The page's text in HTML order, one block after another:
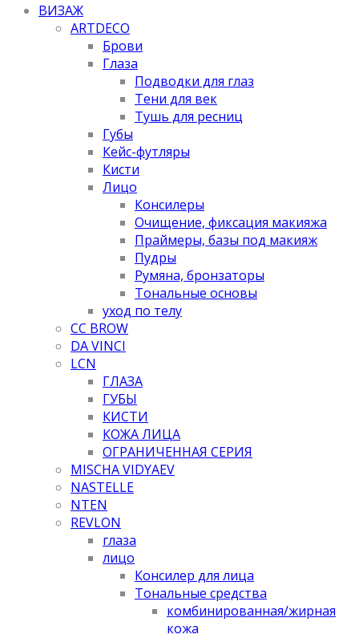
ВИЗАЖ
ARTDECO
Брови
Глаза
Подводки для глаз
Тени для век
Тушь для ресниц
Губы
Кейс-футляры
Кисти
Лицо
Консилеры
Очищение, фиксация макияжа
Праймеры, базы под макияж
Пудры
Румяна, бронзаторы
Тональные основы
уход по телу
CC BROW
DA VINCI
LCN
ГЛАЗА
ГУБЫ
КИСТИ
КОЖА ЛИЦА
ОГРАНИЧЕННАЯ СЕРИЯ
MISCHA VIDYAEV
NASTELLE
NTEN
REVLON
глаза
лицо
Консилер для лица
Тональные средства
комбинированная/жирная
кожа